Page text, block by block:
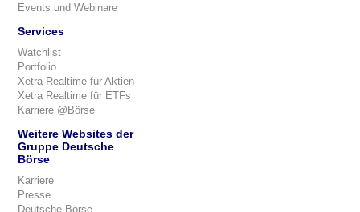
Events und Webinare
Services
Watchlist
Portfolio
Xetra Realtime für Aktien
Xetra Realtime für ETFs
Karriere @Börse
Weitere Websites der
Gruppe Deutsche
Börse
Karriere
Presse
Deutsche Börse